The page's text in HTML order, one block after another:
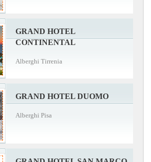
GRAND HOTEL
CONTINENTAL
Alberghi Tirrenia
GRAND HOTEL DUOMO
Alberghi Pisa